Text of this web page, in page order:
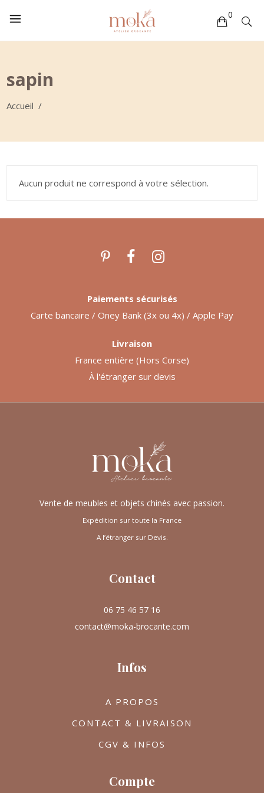
0
sapin
Accueil /
Aucun produit ne correspond à votre sélection.
Vente de meubles et objets chinés avec passion.
Expédition sur toute la France
A l’étranger sur Devis.
Contact
06 75 46 57 16
contact@moka-brocante.com
Infos
A PROPOS
CONTACT & LIVRAISON
CGV & INFOS
Compte
Paiements sécurisés
Carte bancaire / Oney Bank (3x ou 4x) / Apple Pay
Livraison
France entière (Hors Corse)
À l'étranger sur devis